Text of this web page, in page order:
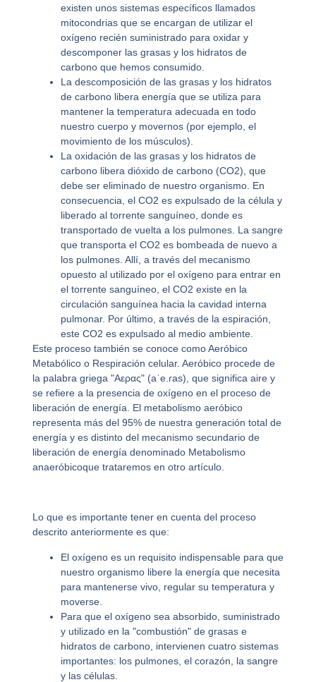
existen unos sistemas específicos llamados
mitocondrias que se encargan de utilizar el
oxígeno recién suministrado para oxidar y
descomponer las grasas y los hidratos de
carbono que hemos consumido.
La descomposición de las grasas y los hidratos
de carbono libera energía que se utiliza para
mantener la temperatura adecuada en todo
nuestro cuerpo y movernos (por ejemplo, el
movimiento de los músculos).
La oxidación de las grasas y los hidratos de
carbono libera dióxido de carbono (CO2), que
debe ser eliminado de nuestro organismo. En
consecuencia, el CO2 es expulsado de la célula y
liberado al torrente sanguíneo, donde es
transportado de vuelta a los pulmones. La sangre
que transporta el CO2 es bombeada de nuevo a
los pulmones. Allí, a través del mecanismo
opuesto al utilizado por el oxígeno para entrar en
el torrente sanguíneo, el CO2 existe en la
circulación sanguínea hacia la cavidad interna
pulmonar. Por último, a través de la espiración,
este CO2 es expulsado al medio ambiente.
Este proceso también se conoce comoAeróbico
Metabólico o Respiración celular. Aeróbico procede de
la palabra griega "Aερας" (aˈe.ɾas), que significa aire y
se refiere a la presencia de oxígeno en el proceso de
liberación de energía. El metabolismo aeróbico
representa más del 95% de nuestra generación total de
energía y es distinto del mecanismo secundario de
liberación de energía denominado Metabolismo
anaeróbicoque trataremos en otro artículo.
Lo que es importante tener en cuenta del proceso
descrito anteriormente es que:
El oxígeno es un requisito indispensable para que
nuestro organismo libere la energía que necesita
para mantenerse vivo, regular su temperatura y
moverse.
Para que el oxígeno sea absorbido, suministrado
y utilizado en la "combustión" de grasas e
hidratos de carbono, intervienen cuatro sistemas
importantes: los pulmones, el corazón, la sangre
y las células.